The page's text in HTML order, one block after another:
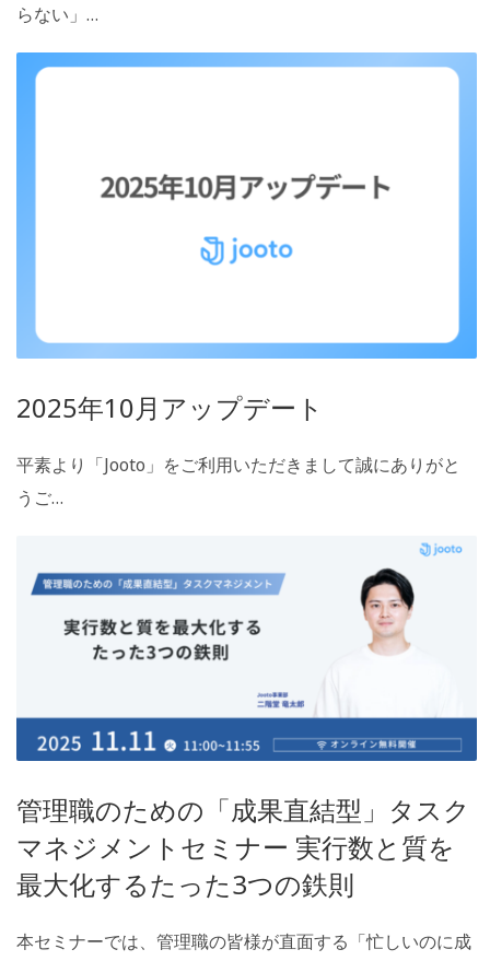
らない」…
2025年10月アップデート
平素より「Jooto」をご利用いただきまして誠にありがと
うご…
管理職のための「成果直結型」タスク
マネジメントセミナー 実行数と質を
最大化するたった3つの鉄則
本セミナーでは、管理職の皆様が直面する「忙しいのに成